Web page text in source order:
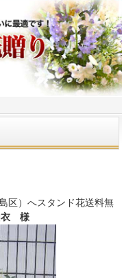
区）へスタンド花送料無
衣 様